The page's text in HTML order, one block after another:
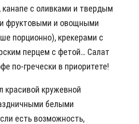
канапе с оливками и твердым
фруктовыми и овощными
порционно), крекерами с
перцем с фетой… Салат
по-гречески в приоритете!
красивой кружевной
белыми
есть возможность,